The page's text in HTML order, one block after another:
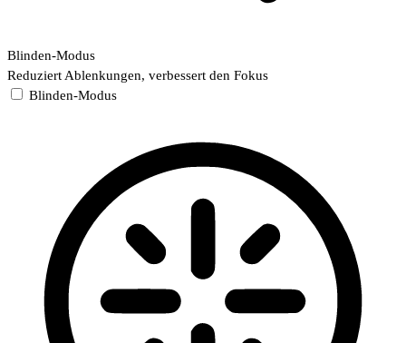
Blinden-Modus
Reduziert Ablenkungen, verbessert den Fokus
Blinden-Modus